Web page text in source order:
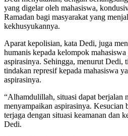
yang digelar oleh mahasiswa,
Ramadan bagi masyarakat yang
kekhusyukannya.
Aparat kepolisian, kata Dedi, juga
humanis kepada kelompok
aspirasinya. Sehingga, menurut Dedi,
tindakan represif kepada mahasiswa
aspirasinya.
“Alhamdulillah, situasi dapat berjalan
menyampaikan aspirasinya. Kesucian
terjaga dengan situasi keamanan dan
Dedi.